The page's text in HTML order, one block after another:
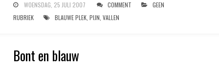
WOENSDAG, 25 JULI 2007 COMMENT
GEEN
RUBRIEK
BLAUWE PLEK, PIJN VALLEN
Bont en blauw